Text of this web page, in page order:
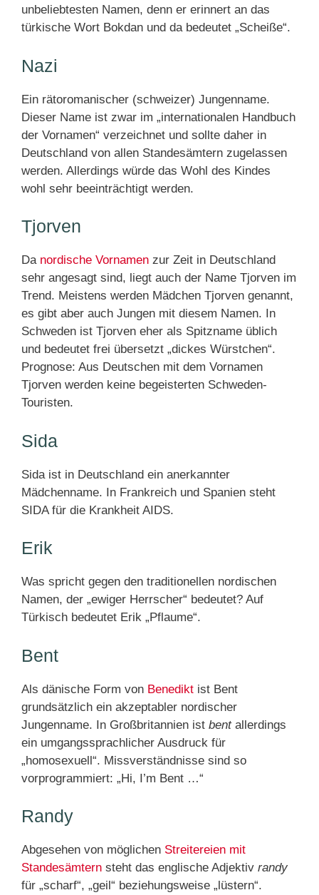
unbeliebtesten Namen, denn er erinnert an das
türkische Wort Bokdan und da bedeutet „Scheiße“.
Nazi
Ein rätoromanischer (schweizer) Jungenname.
Dieser Name ist zwar im „internationalen Handbuch
der Vornamen“ verzeichnet und sollte daher in
Deutschland von allen Standesämtern zugelassen
werden. Allerdings würde das Wohl des Kindes
wohl sehr beeinträchtigt werden.
Tjorven
Da nordische Vornamen zur Zeit in Deutschland
sehr angesagt sind, liegt auch der Name Tjorven im
Trend. Meistens werden Mädchen Tjorven genannt,
es gibt aber auch Jungen mit diesem Namen. In
Schweden ist Tjorven eher als Spitzname üblich
und bedeutet frei übersetzt „dickes Würstchen“.
Prognose: Aus Deutschen mit dem Vornamen
Tjorven werden keine begeisterten Schweden-
Touristen.
Sida
Sida ist in Deutschland ein anerkannter
Mädchenname. In Frankreich und Spanien steht
SIDA für die Krankheit AIDS.
Erik
Was spricht gegen den traditionellen nordischen
Namen, der „ewiger Herrscher“ bedeutet? Auf
Türkisch bedeutet Erik „Pflaume“.
Bent
Als dänische Form von Benedikt ist Bent
grundsätzlich ein akzeptabler nordischer
Jungenname. In Großbritannien ist bentallerdings
ein umgangssprachlicher Ausdruck für
„homosexuell“. Missverständnisse sind so
vorprogrammiert: „Hi, I’m Bent …“
Randy
Abgesehen von möglichen Streitereien mit
Standesämtern steht das englische Adjektiv randy
für „scharf“, „geil“ beziehungsweise „lüstern“.